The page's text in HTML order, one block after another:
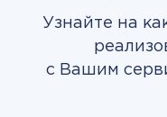
Узнайте на
с Вашим